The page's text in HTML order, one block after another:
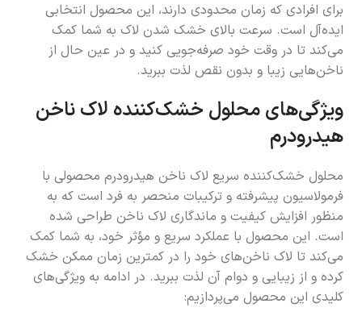
برای افرادی که زمان محدودی دارند، این محصول انتخابی
ایده‌آل است. سرعت بالای خشک شدن لاک به شما کمک
می‌کند تا در وقت خود صرفه‌جویی کنید و در عین حال از
ناخن‌هایی زیبا و بدون نقص لذت ببرید.
ویژگی‌های محلول خشک‌کننده لاک ناخن
هیدرودرم
محلول خشک‌کننده سریع لاک ناخن هیدرودرم محصولی با
فرمولاسیون پیشرفته و ترکیبات منحصر به فرد است که به
منظور افزایش کیفیت و ماندگاری لاک ناخن طراحی شده
است. این محصول با عملکرد سریع و مؤثر خود، به شما کمک
می‌کند تا لاک ناخن‌های خود را در کمترین زمان ممکن خشک
کرده و از زیبایی و دوام آن لذت ببرید. در ادامه به ویژگی‌های
کلیدی این محصول می‌پردازیم: